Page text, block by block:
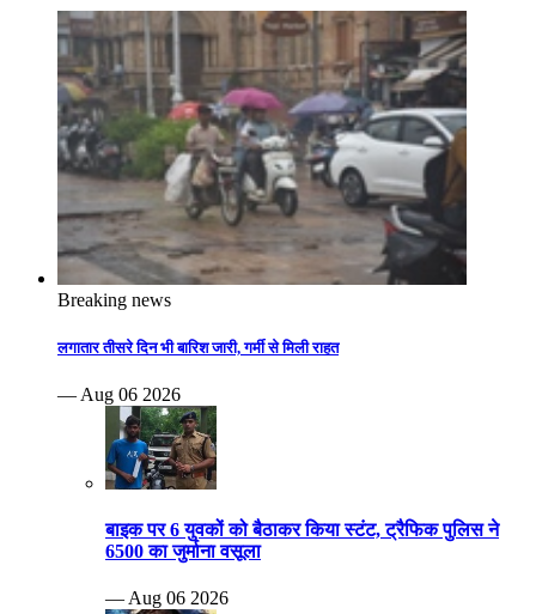
Breaking news
लगातार तीसरे दिन भी बारिश जारी, गर्मी से मिली राहत
— Aug 06 2026
बाइक पर 6 युवकों को बैठाकर किया स्टंट, ट्रैफिक पुलिस ने
6500 का जुर्माना वसूला
— Aug 06 2026